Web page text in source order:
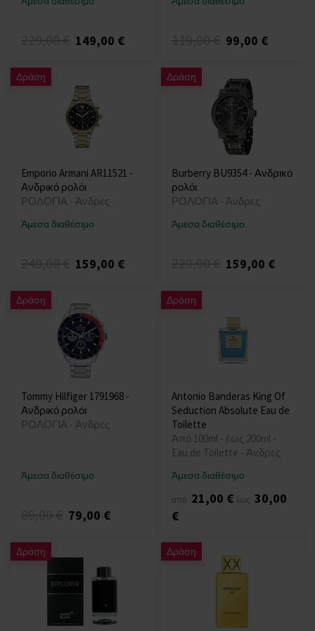
149,00 € 99,00 €
Δράση
Emporio Armani AR11521 -
Ανδρικό ρολόι
ΡΟΛΟΓΙΑ - Άνδρες
Άμεσα διαθέσιμο
159,00 €
Δράση
Burberry BU9354 - Ανδρικό
ρολόι
ΡΟΛΟΓΙΑ - Άνδρες
Άμεσα διαθέσιμο
159,00 €
Δράση
Tommy Hilfiger 1791968 -
Ανδρικό ρολόι
ΡΟΛΟΓΙΑ - Άνδρες
Άμεσα διαθέσιμο
79,00 €
Δράση
Antonio Banderas King Of
Seduction Absolute Eau de
Toilette
Από 100ml - έως 200ml -
Eau de Toilette - Άνδρες
Άμεσα διαθέσιμο
από 21,00 € έως 30,00
€
Δράση Δράση